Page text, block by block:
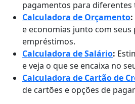
pagamentos para
Calculadora de Orçamento:
e economias junto com
empréstimos.
Calculadora de Salário:
e veja o que se encaixa no
Calculadora de Cartão de
de cartões e opções de